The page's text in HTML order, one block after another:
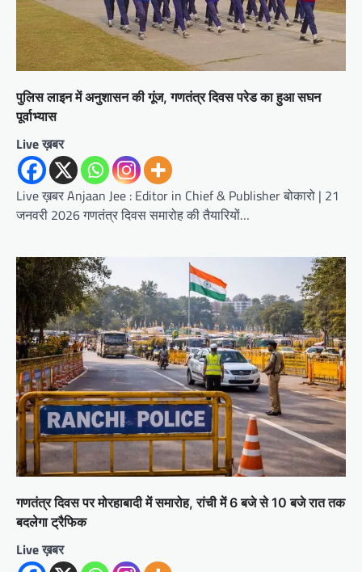
पुलिस लाइन में अनुशासन की गूंज, गणतंत्र दिवस परेड का हुआ सघन
पूर्वाभ्यास
Live ख़बर
Live ख़बर Anjaan Jee : Editor in Chief & Publisher बोकारो | 21
जनवरी 2026 गणतंत्र दिवस समारोह की तैयारियों…
गणतंत्र दिवस पर मोरहाबादी में समारोह, रांची में 6 बजे से 10 बजे रात तक
बदलेगा ट्रैफिक
Live ख़बर